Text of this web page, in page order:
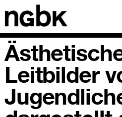
Leitbilder